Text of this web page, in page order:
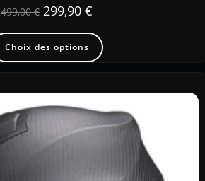
499,00€ 299,90 €
Choix des options